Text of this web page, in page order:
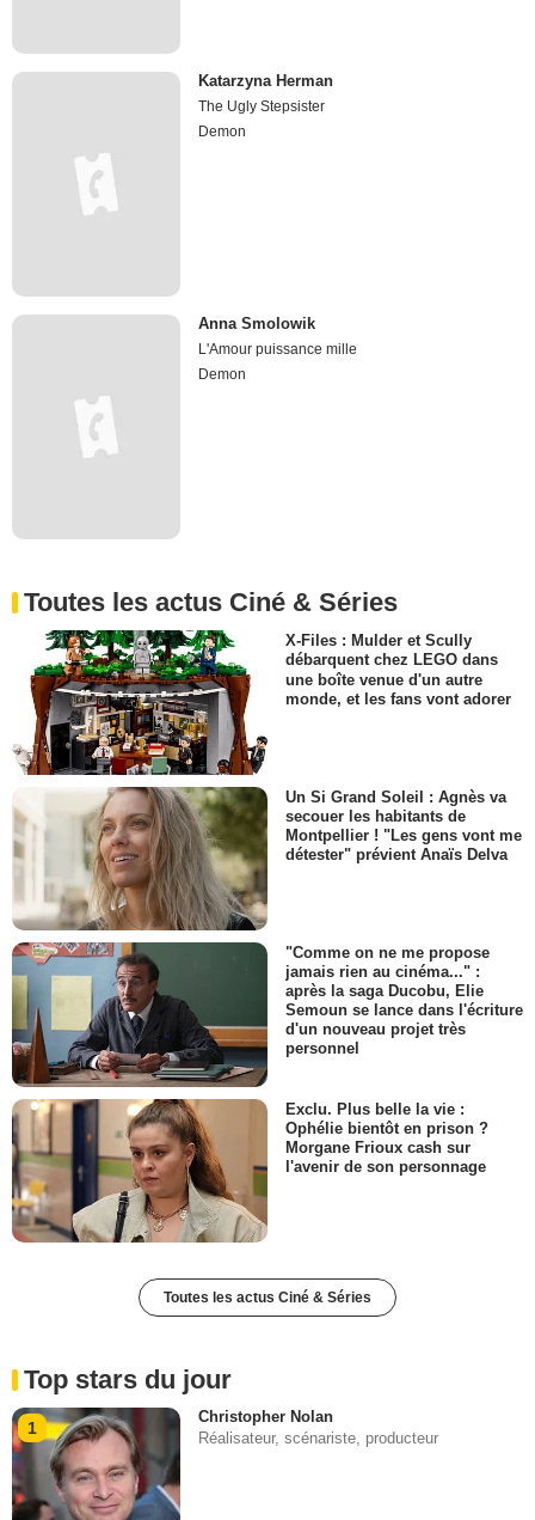
Katarzyna Herman
The Ugly Stepsister
Demon
Anna Smolowik
L'Amour puissance mille
Demon
Toutes les actus Ciné & Séries
X-Files : Mulder et Scully
débarquent chez LEGO dans
une boîte venue d'un autre
monde, et les fans vont adorer
Un Si Grand Soleil : Agnès va
secouer les habitants de
Montpellier ! "Les gens vont me
détester" prévient Anaïs Delva
"Comme on ne me propose
jamais rien au cinéma..." :
après la saga Ducobu, Elie
Semoun se lance dans l'écriture
d'un nouveau projet très
personnel
Exclu. Plus belle la vie :
Ophélie bientôt en prison ?
Morgane Frioux cash sur
l'avenir de son personnage
Toutes les actus Ciné & Séries
Top stars du jour
1
Christopher Nolan
Réalisateur, scénariste, producteur